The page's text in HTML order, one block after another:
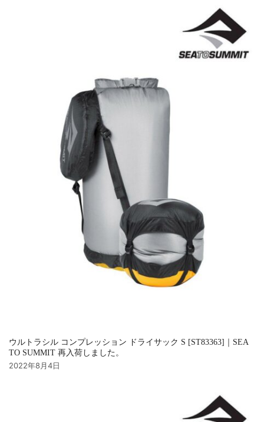
ウルトラシル コンプレッション ドライサック S [ST83363]｜SEA
TO SUMMIT 再入荷しました。
2022年8月4日